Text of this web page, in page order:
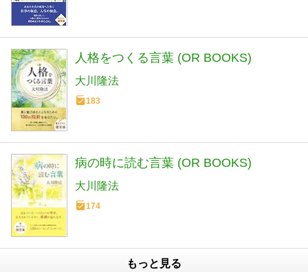
人格をつくる言葉 (OR BOOKS)
大川隆法
183
病の時に読む言葉 (OR BOOKS)
大川隆法
174
もっと見る